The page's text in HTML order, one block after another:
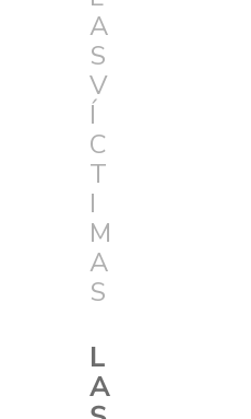
A
S
V
Í
C
T
I
M
A
S
L
A